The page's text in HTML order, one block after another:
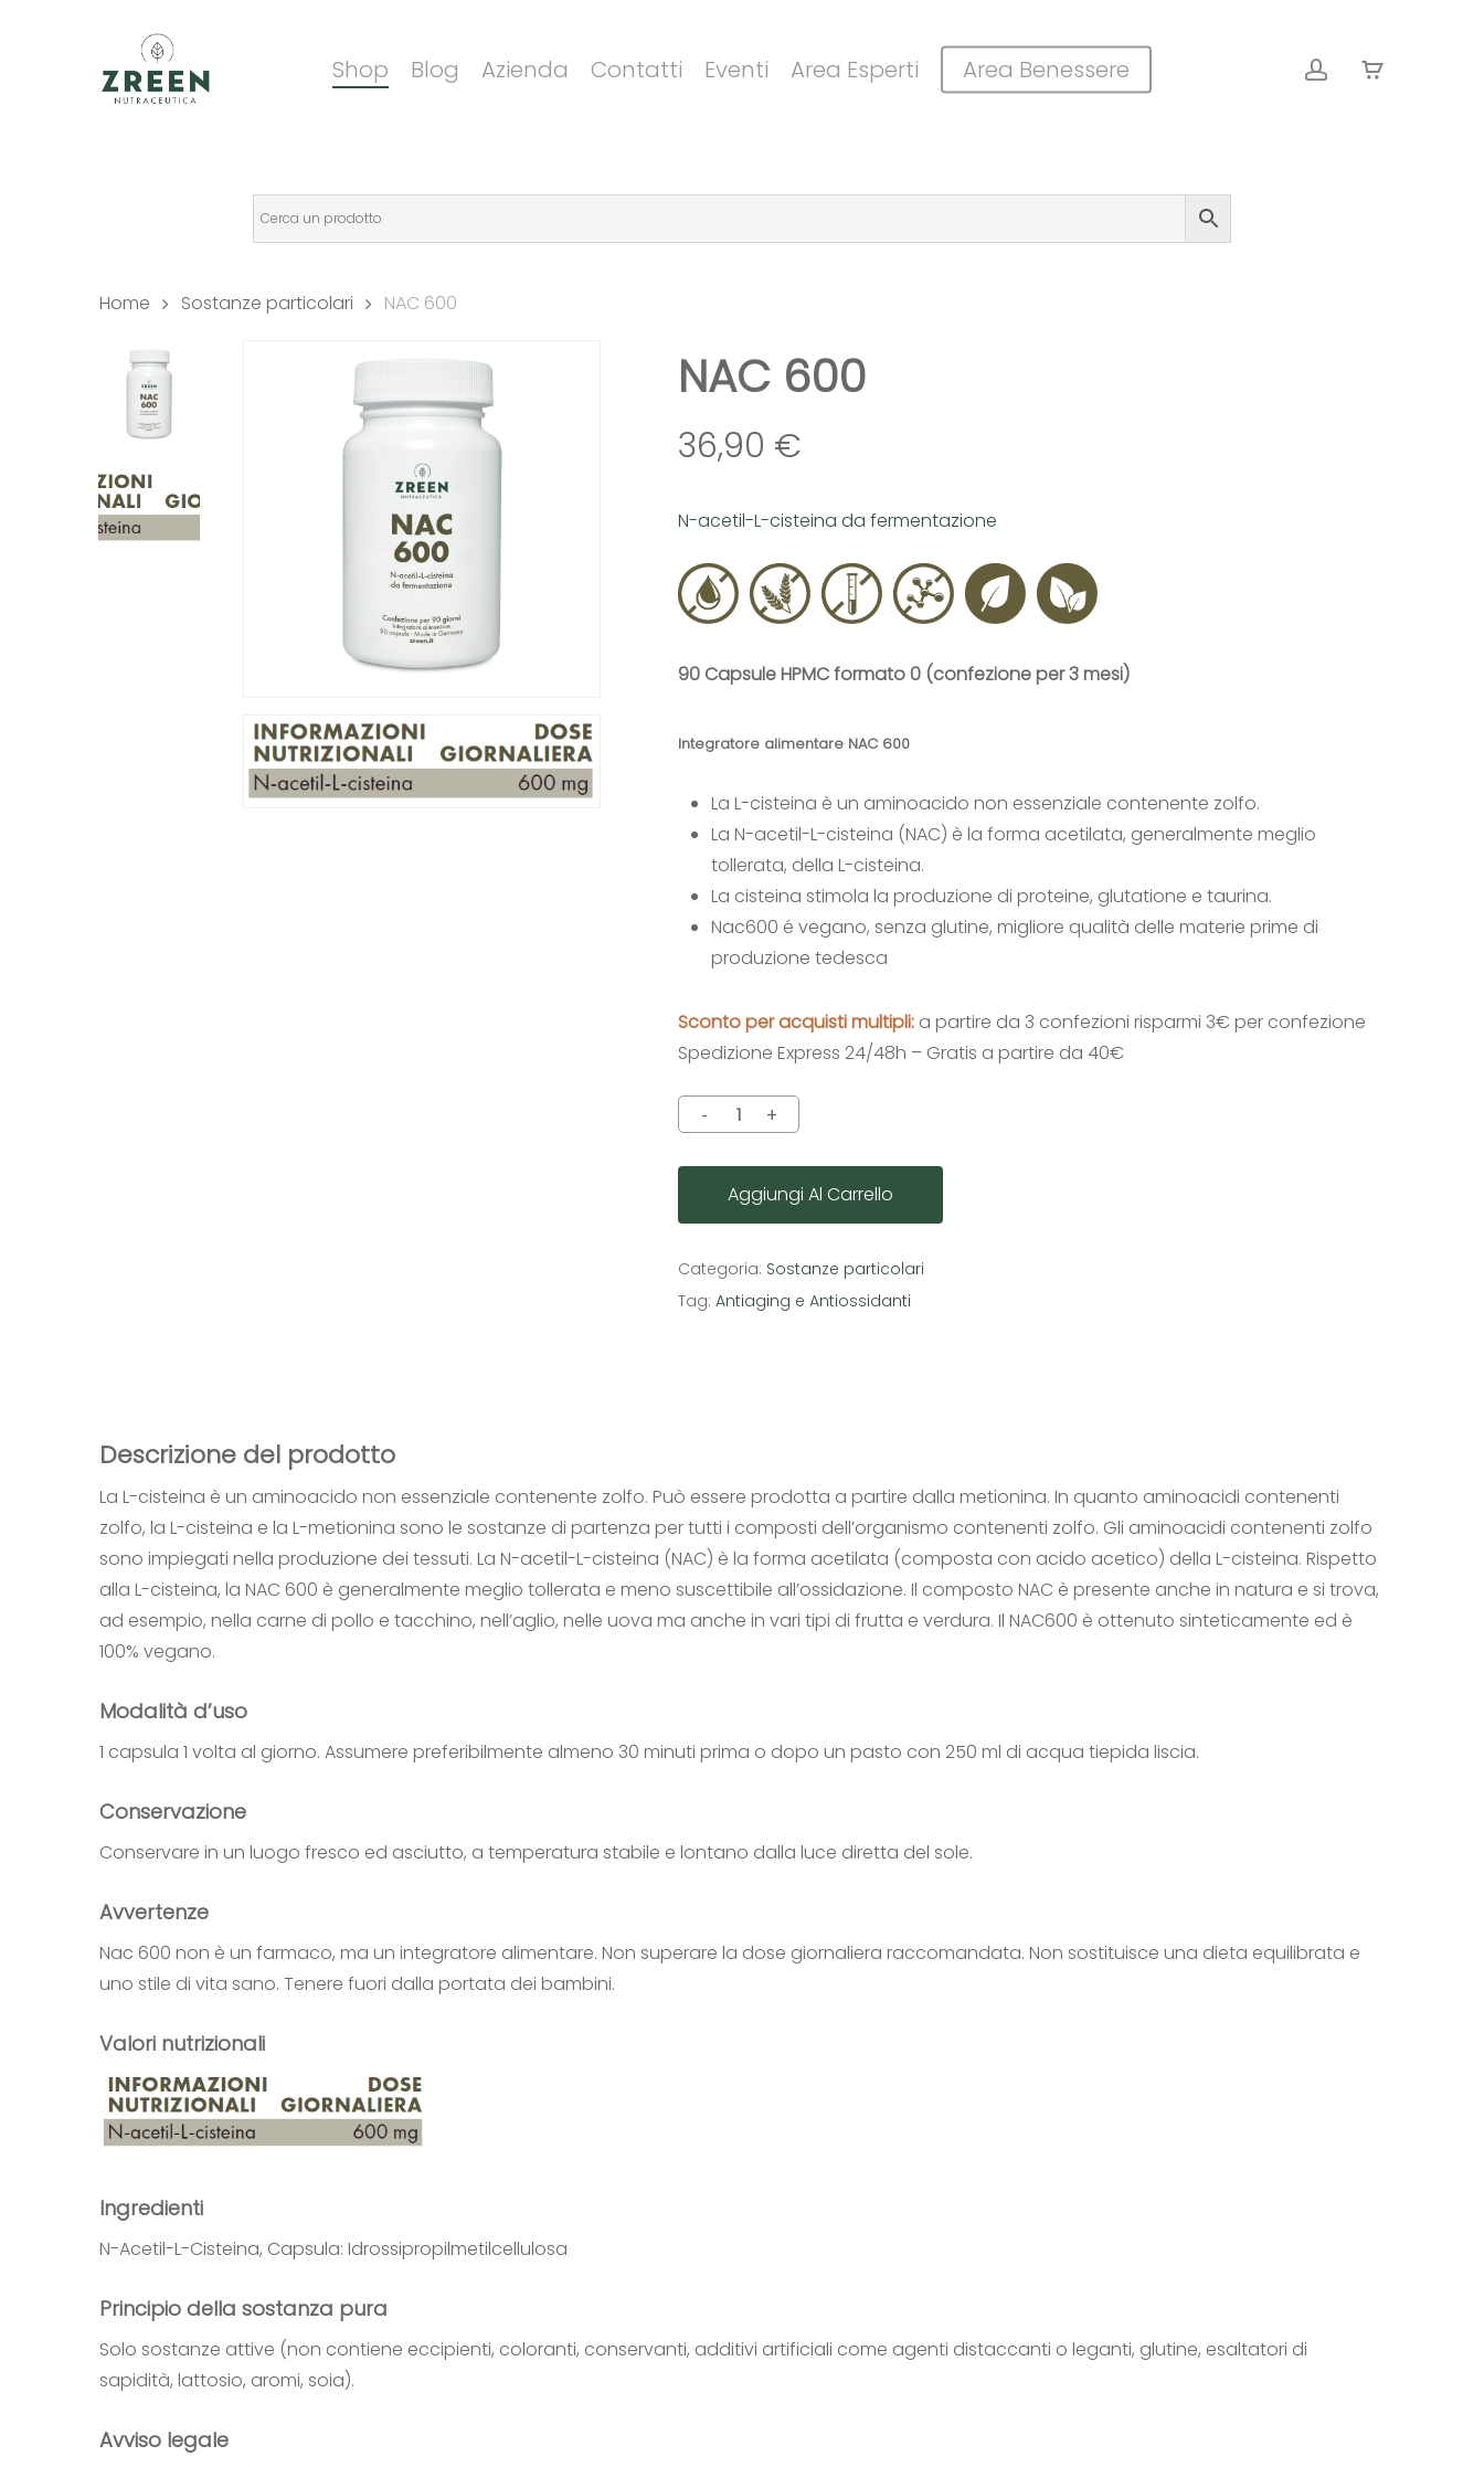
Shop Blog Azienda Contatti Eventi Area Esperti Area Benessere account
Home Sostanze particolari NAC 600
NAC 600
36,90 €
N-acetil-L-cisteina da fermentazione
90 Capsule HPMC formato 0 (confezione per 3 mesi)
Integratore alimentare NAC 600
La L-cisteina è un aminoacido non essenziale contenente zolfo.
La N-acetil-L-cisteina (NAC) è la forma acetilata, generalmente meglio
tollerata, della L-cisteina.
La cisteina stimola la produzione di proteine, glutatione e taurina.
Nac600 é vegano, senza glutine, migliore qualità delle materie prime di
produzione tedesca
Sconto per acquisti multipli: a partire da 3 confezioni risparmi 3€ per confezione
Spedizione Express 24/48h – Gratis a partire da 40€
Aggiungi Al Carrello
Categoria: Sostanze particolari
Tag: Antiaging e Antiossidanti
Descrizione del prodotto
La L-cisteina è un aminoacido non essenziale contenente zolfo. Può essere prodotta a partire dalla metionina. In quanto aminoacidi contenenti
zolfo, la L-cisteina e la L-metionina sono le sostanze di partenza per tutti i composti dell’organismo contenenti zolfo. Gli aminoacidi contenenti zolfo
sono impiegati nella produzione dei tessuti. La N-acetil-L-cisteina (NAC) è la forma acetilata (composta con acido acetico) della L-cisteina. Rispetto
alla L-cisteina, la NAC 600 è generalmente meglio tollerata e meno suscettibile all’ossidazione. Il composto NAC è presente anche in natura e si trova,
ad esempio, nella carne di pollo e tacchino, nell’aglio, nelle uova ma anche in vari tipi di frutta e verdura. Il NAC600 è ottenuto sinteticamente ed è
100% vegano.
Modalità d’uso
1 capsula 1 volta al giorno. Assumere preferibilmente almeno 30 minuti prima o dopo un pasto con 250 ml di acqua tiepida liscia.
Conservazione
Conservare in un luogo fresco ed asciutto, a temperatura stabile e lontano dalla luce diretta del sole.
Avvertenze
Nac 600 non è un farmaco, ma un integratore alimentare. Non superare la dose giornaliera raccomandata. Non sostituisce una dieta equilibrata e
uno stile di vita sano. Tenere fuori dalla portata dei bambini.
Valori nutrizionali
Ingredienti
N-Acetil-L-Cisteina, Capsula: Idrossipropilmetilcellulosa
Principio della sostanza pura
Solo sostanze attive (non contiene eccipienti, coloranti, conservanti, additivi artificiali come agenti distaccanti o leganti, glutine, esaltatori di
sapidità, lattosio, aromi, soia).
Avviso legale